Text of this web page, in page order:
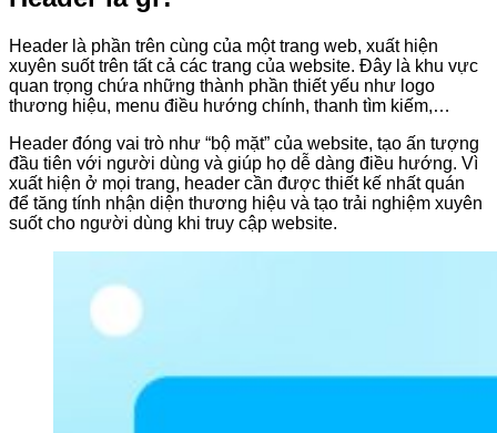
Header là phần trên cùng của một trang web, xuất hiện
xuyên suốt trên tất cả các trang của website. Đây là khu vực
quan trọng chứa những thành phần thiết yếu như logo
thương hiệu, menu điều hướng chính, thanh tìm kiếm,…
Header đóng vai trò như “bộ mặt” của website, tạo ấn tượng
đầu tiên với người dùng và giúp họ dễ dàng điều hướng. Vì
xuất hiện ở mọi trang, header cần được thiết kế nhất quán
để tăng tính nhận diện thương hiệu và tạo trải nghiệm xuyên
suốt cho người dùng khi truy cập website.